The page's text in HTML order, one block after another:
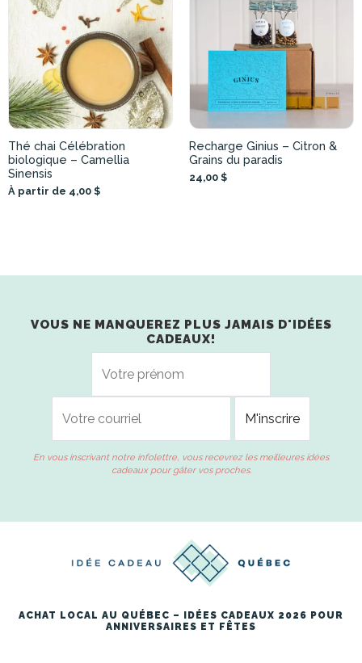
Thé chai Célébration
biologique – Camellia
Sinensis
À partir de 4,00 $
Recharge Ginius – Citron &
Grains du paradis
24,00 $
VOUS NE MANQUEREZ PLUS JAMAIS D'IDÉES
CADEAUX!
En vous inscrivant notre infolettre, vous recevrez les meilleures idées
cadeaux pour gâter vos proches.
ACHAT LOCAL AU QUÉBEC – IDÉES CADEAUX 2026 POUR
ANNIVERSAIRES ET FÊTES